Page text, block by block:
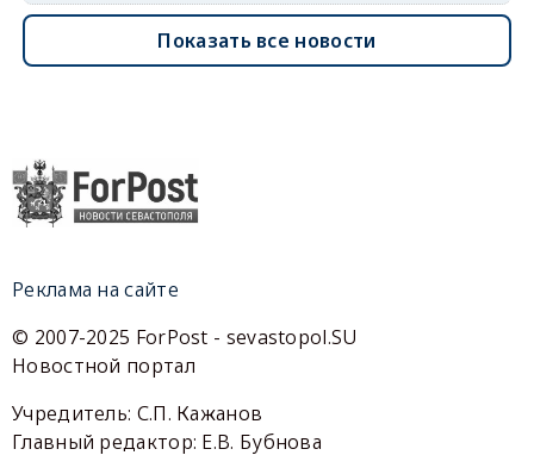
Показать все новости
Реклама на сайте
© 2007-2025 ForPost - sevastopol.SU
Новостной портал
Учредитель: С.П. Кажанов
Главный редактор: Е.В. Бубнова